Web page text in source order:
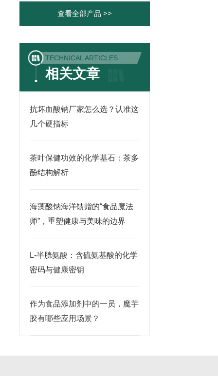
查看全部产品 >>
TECHNICAL ARTICLES
相关文章
抗坏血酸钠厂家怎么选？认准这
几个硬指标
茶叶保健功效的化学基石：茶多
酚结构解析
海藻酸钠海洋馈赠的“食品魔法
师”，重塑健康与美味的边界
L-半胱氨酸：含硫氨基酸的化学
密码与健康密钥
作为食品添加剂中的一员，魔芋
胶有哪些应用场景？